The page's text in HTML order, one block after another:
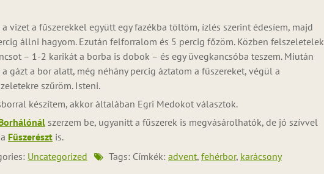
a vizet a fűszerekkel együtt egy fazékba töltöm, ízlés szerint édesíem, majd
állni hagyom. Ezután felforralom és 5 percig főzöm. Közben felszeletelek
– 1-2 karikát a borba is dobok – és egy üvegkancsóba teszem. Miután
gázt a bor alatt, még néhány percig áztatom a fűszereket, végül a
szűröm. Isteni.
készítem, akkor általában Egri Medokot választok.
szerzem be, ugyanitt a fűszerek is megvásárolhatók, de jó szívvel
Fűszerészt is.
Uncategorized Tags: Címkék: advent, fehérbor, karácsony